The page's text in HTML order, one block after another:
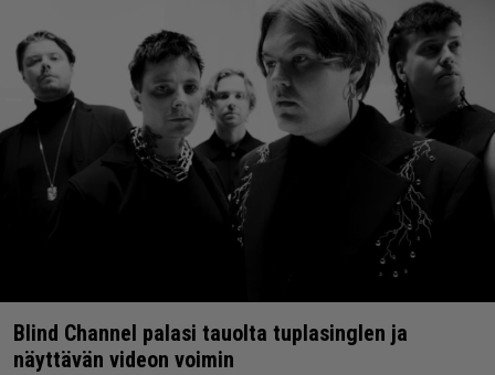
Blind Channel palasi tauolta tuplasinglen ja
näyttävän videon voimin